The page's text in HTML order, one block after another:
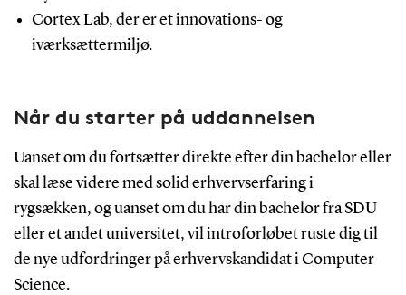
Cortex Lab, der er et innovations- og
iværksættermiljø.
Når du starter på uddannelsen
Uanset om du fortsætter direkte efter din bachelor eller
skal læse videre med solid erhvervserfaring i
rygsækken, og uanset om du har din bachelor fra SDU
eller et andet universitet, vil introforløbet ruste dig til
de nye udfordringer på erhvervskandidat i Computer
Science.